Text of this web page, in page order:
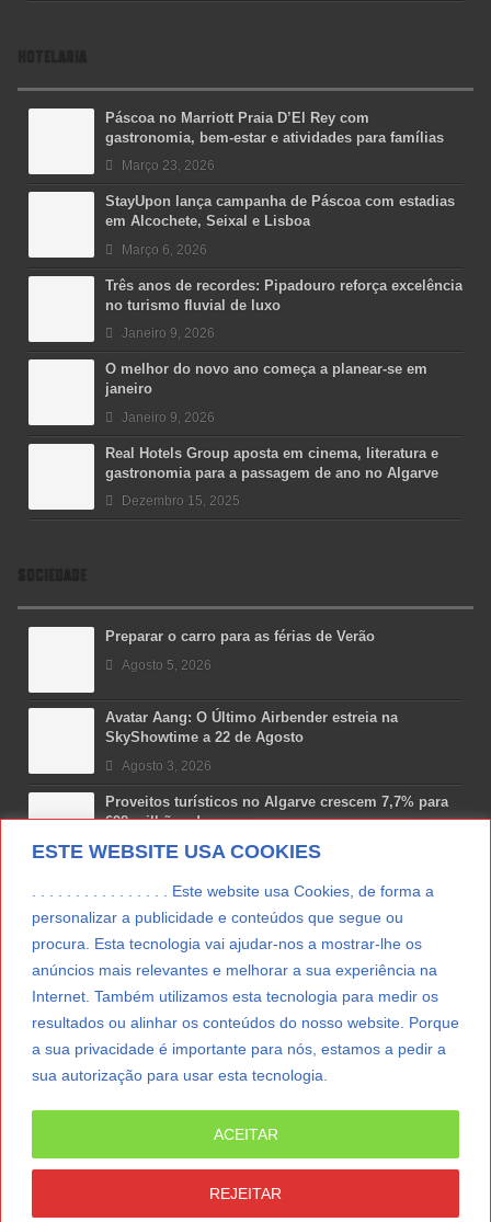
ESTE WEBSITE USA COOKIES
. . . . . . . . . . . . . . . . Este website usa Cookies, de forma a
personalizar a publicidade e conteúdos que segue ou
procura. Esta tecnologia vai ajudar-nos a mostrar-lhe os
anúncios mais relevantes e melhorar a sua experiência na
Internet. Também utilizamos esta tecnologia para medir os
resultados ou alinhar os conteúdos do nosso website. Porque
a sua privacidade é importante para nós, estamos a pedir a
sua autorização para usar esta tecnologia.
REJEITAR
ACEITAR
HOTELARIA
Páscoa no Marriott Praia D’El Rey com
gastronomia, bem-estar e atividades para famílias
Março 23, 2026
StayUpon lança campanha de Páscoa com estadias
em Alcochete, Seixal e Lisboa
Março 6, 2026
Três anos de recordes: Pipadouro reforça excelência
no turismo fluvial de luxo
Janeiro 9, 2026
O melhor do novo ano começa a planear-se em
janeiro
Janeiro 9, 2026
Real Hotels Group aposta em cinema, literatura e
gastronomia para a passagem de ano no Algarve
Dezembro 15, 2025
SOCIEDADE
Preparar o carro para as férias de Verão
Agosto 5, 2026
Avatar Aang: O Último Airbender estreia na
SkyShowtime a 22 de Agosto
Agosto 3, 2026
Proveitos turísticos no Algarve crescem 7,7% para
698 milhões de euros
Julho 31, 2026
Costa Boal Branco 2025: nova colheita reforça
Novas 7 Maravilhas de Portugal: Setúbal recebe
final regional da Grande Lisboa
Julho 29, 2026
SUBSCREVER NEWSLETTER